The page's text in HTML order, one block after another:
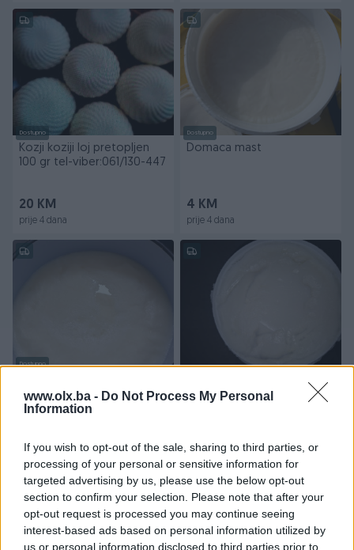
www.olx.ba - Do Not Process My Personal
Information
If you wish to opt-out of the sale, sharing to third parties, or
processing of your personal or sensitive information for
targeted advertising by us, please use the below opt-out
section to confirm your selection. Please note that after your
opt-out request is processed you may continue seeing
interest-based ads based on personal information utilized by
us or personal information disclosed to third parties prior to
Dostupno
Kozji koziji loj pretopljen
100 gr tel-viber:061/130-447
20 KM
prije 4 dana
Dostupno
Domaca mast
4 KM
prije 4 dana
Dostupno
km po kg.
Novo
prije 4 dana prije 4 dana
PIK SHOP